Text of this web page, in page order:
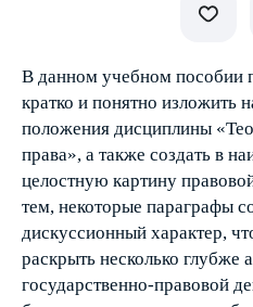
В данном учебном пособии
кратко и понятно изложить
положения дисциплины
права», а также создать в
целостную картину
тем, некоторые параграфы
дискуссионный характер,
раскрыть несколько глубже
государственно-правовой